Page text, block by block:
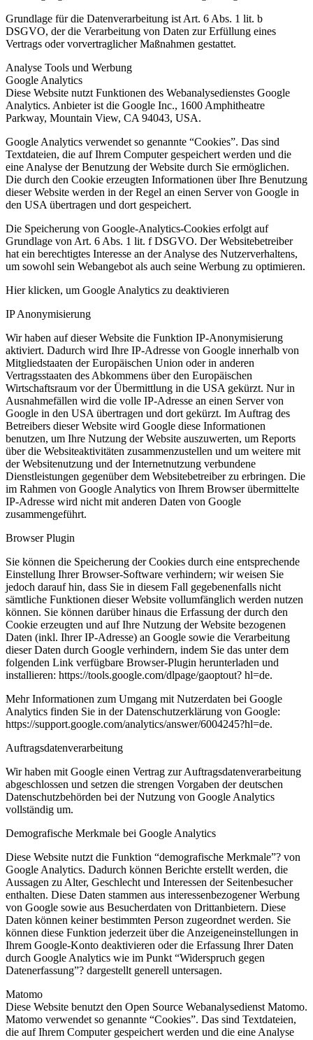
Grundlage für die Datenverarbeitung ist Art. 6 Abs. 1 lit. b
DSGVO, der die Verarbeitung von Daten zur Erfüllung eines
Vertrags oder vorvertraglicher Maßnahmen gestattet.
Analyse Tools und Werbung
Google Analytics
Diese Website nutzt Funktionen des Webanalysedienstes Google
Analytics. Anbieter ist die Google Inc., 1600 Amphitheatre
Parkway, Mountain View, CA 94043, USA.
Google Analytics verwendet so genannte “Cookies”. Das sind
Textdateien, die auf Ihrem Computer gespeichert werden und die
eine Analyse der Benutzung der Website durch Sie ermöglichen.
Die durch den Cookie erzeugten Informationen über Ihre Benutzung
dieser Website werden in der Regel an einen Server von Google in
den USA übertragen und dort gespeichert.
Die Speicherung von Google-Analytics-Cookies erfolgt auf
Grundlage von Art. 6 Abs. 1 lit. f DSGVO. Der Websitebetreiber
hat ein berechtigtes Interesse an der Analyse des Nutzerverhaltens,
um sowohl sein Webangebot als auch seine Werbung zu optimieren.
Hier klicken, um Google Analytics zu deaktivieren
IP Anonymisierung
Wir haben auf dieser Website die Funktion IP-Anonymisierung
aktiviert. Dadurch wird Ihre IP-Adresse von Google innerhalb von
Mitgliedstaaten der Europäischen Union oder in anderen
Vertragsstaaten des Abkommens über den Europäischen
Wirtschaftsraum vor der Übermittlung in die USA gekürzt. Nur in
Ausnahmefällen wird die volle IP-Adresse an einen Server von
Google in den USA übertragen und dort gekürzt. Im Auftrag des
Betreibers dieser Website wird Google diese Informationen
benutzen, um Ihre Nutzung der Website auszuwerten, um Reports
über die Websiteaktivitäten zusammenzustellen und um weitere mit
der Websitenutzung und der Internetnutzung verbundene
Dienstleistungen gegenüber dem Websitebetreiber zu erbringen. Die
im Rahmen von Google Analytics von Ihrem Browser übermittelte
IP-Adresse wird nicht mit anderen Daten von Google
zusammengeführt.
Browser Plugin
Sie können die Speicherung der Cookies durch eine entsprechende
Einstellung Ihrer Browser-Software verhindern; wir weisen Sie
jedoch darauf hin, dass Sie in diesem Fall gegebenenfalls nicht
sämtliche Funktionen dieser Website vollumfänglich werden nutzen
können. Sie können darüber hinaus die Erfassung der durch den
Cookie erzeugten und auf Ihre Nutzung der Website bezogenen
Daten (inkl. Ihrer IP-Adresse) an Google sowie die Verarbeitung
dieser Daten durch Google verhindern, indem Sie das unter dem
folgenden Link verfügbare Browser-Plugin herunterladen und
installieren: https://tools.google.com/dlpage/gaoptout? hl=de.
Mehr Informationen zum Umgang mit Nutzerdaten bei Google
Analytics finden Sie in der Datenschutzerklärung von Google:
https://support.google.com/analytics/answer/6004245?hl=de.
Auftragsdatenverarbeitung
Wir haben mit Google einen Vertrag zur Auftragsdatenverarbeitung
abgeschlossen und setzen die strengen Vorgaben der deutschen
Datenschutzbehörden bei der Nutzung von Google Analytics
vollständig um.
Demografische Merkmale bei Google Analytics
Diese Website nutzt die Funktion “demografische Merkmale”? von
Google Analytics. Dadurch können Berichte erstellt werden, die
Aussagen zu Alter, Geschlecht und Interessen der Seitenbesucher
enthalten. Diese Daten stammen aus interessenbezogener Werbung
von Google sowie aus Besucherdaten von Drittanbietern. Diese
Daten können keiner bestimmten Person zugeordnet werden. Sie
können diese Funktion jederzeit über die Anzeigeneinstellungen in
Ihrem Google-Konto deaktivieren oder die Erfassung Ihrer Daten
durch Google Analytics wie im Punkt “Widerspruch gegen
Datenerfassung”? dargestellt generell untersagen.
Matomo
Diese Website benutzt den Open Source Webanalysedienst Matomo.
Matomo verwendet so genannte “Cookies”. Das sind Textdateien,
die auf Ihrem Computer gespeichert werden und die eine Analyse